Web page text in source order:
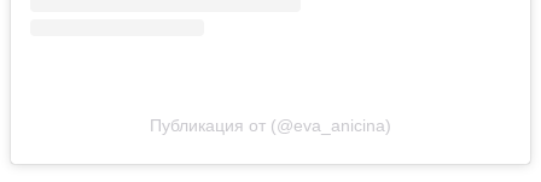
Публикация от (@eva_anicina)